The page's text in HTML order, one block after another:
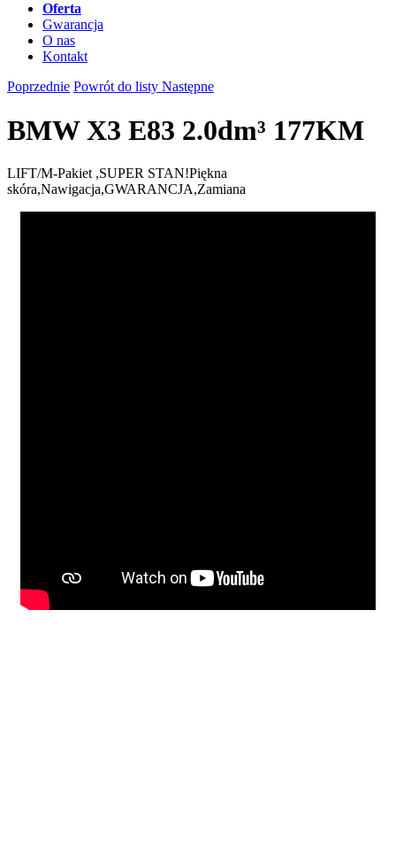
Oferta
Gwarancja
O nas
Kontakt
Poprzednie Powrót do listy Następne
BMW X3 E83 2.0dm³ 177KM
LIFT/M-Pakiet ,SUPER STAN!Piękna
skóra,Nawigacja,GWARANCJA,Zamiana